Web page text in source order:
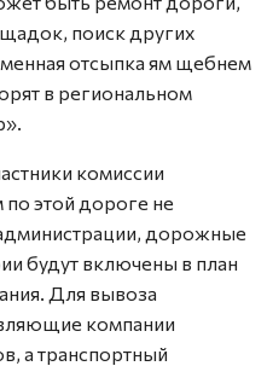
поиск других
отсыпка ям щебнем
в региональном
комиссии
этой дороге не
дорожные
будут включены в план
Для вывоза
компании
а транспортный